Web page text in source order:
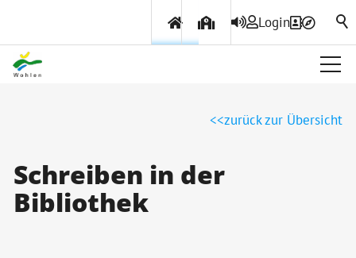
Login
Politik & Verwaltung
Themen & Services
zurück zur Übersicht
Schreiben in der
Bibliothek